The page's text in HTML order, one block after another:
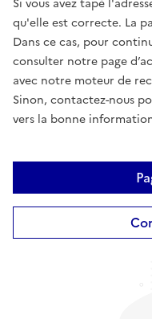
Si vous avez tapé
qu'elle est correcte. La
Dans ce cas, pour
consulter notre page
avec notre moteur de
Sinon, contactez-nous
vers la bonne